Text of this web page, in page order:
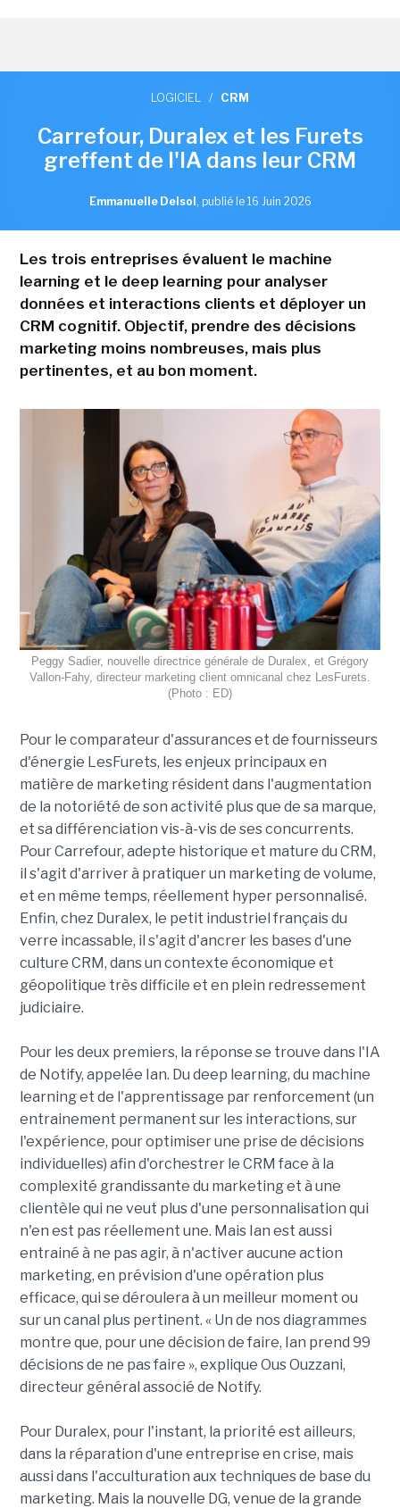
LOGICIEL / CRM
Carrefour, Duralex et les Furets
greffent de l'IA dans leur CRM
Emmanuelle Delsol , publié le 16 Juin 2026
Les trois entreprises évaluent le machine
learning et le deep learning pour analyser
données et interactions clients et déployer un
CRM cognitif. Objectif, prendre des décisions
marketing moins nombreuses, mais plus
pertinentes, et au bon moment.
Peggy Sadier, nouvelle directrice générale de Duralex, et Grégory
Vallon-Fahy, directeur marketing client omnicanal chez LesFurets.
(Photo : ED)
Pour le comparateur d'assurances et de fournisseurs
d'énergie LesFurets, les enjeux principaux en
matière de marketing résident dans l'augmentation
de la notoriété de son activité plus que de sa marque,
et sa différenciation vis-à-vis de ses concurrents.
Pour Carrefour, adepte historique et mature du CRM,
il s'agit d'arriver à pratiquer un marketing de volume,
et en même temps, réellement hyper personnalisé.
Enfin, chez Duralex, le petit industriel français du
verre incassable, il s'agit d'ancrer les bases d'une
culture CRM, dans un contexte économique et
géopolitique très difficile et en plein redressement
judiciaire.
Pour les deux premiers, la réponse se trouve dans l'IA
de Notify, appelée Ian. Du deep learning, du machine
learning et de l'apprentissage par renforcement (un
entrainement permanent sur les interactions, sur
l'expérience, pour optimiser une prise de décisions
individuelles) afin d'orchestrer le CRM face à la
complexité grandissante du marketing et à une
clientèle qui ne veut plus d'une personnalisation qui
n'en est pas réellement une. Mais Ian est aussi
entrainé à ne pas agir, à n'activer aucune action
marketing, en prévision d'une opération plus
efficace, qui se déroulera à un meilleur moment ou
sur un canal plus pertinent. « Un de nos diagrammes
montre que, pour une décision de faire, Ian prend 99
décisions de ne pas faire », explique Ous Ouzzani,
directeur général associé de Notify.
Pour Duralex, pour l'instant, la priorité est ailleurs,
dans la réparation d'une entreprise en crise, mais
aussi dans l'acculturation aux techniques de base du
marketing. Mais la nouvelle DG, venue de la grande